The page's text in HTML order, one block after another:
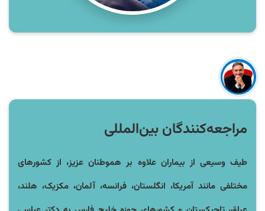
مراجعه‌کنندگان بین‌المللی
طیف وسیعی از بیماران علاوه بر هموطنان عزیز، از کشورهای
مختلفی مانند آمریکا، انگلستان، فرانسه، آلمان، مکزیک، هلند،